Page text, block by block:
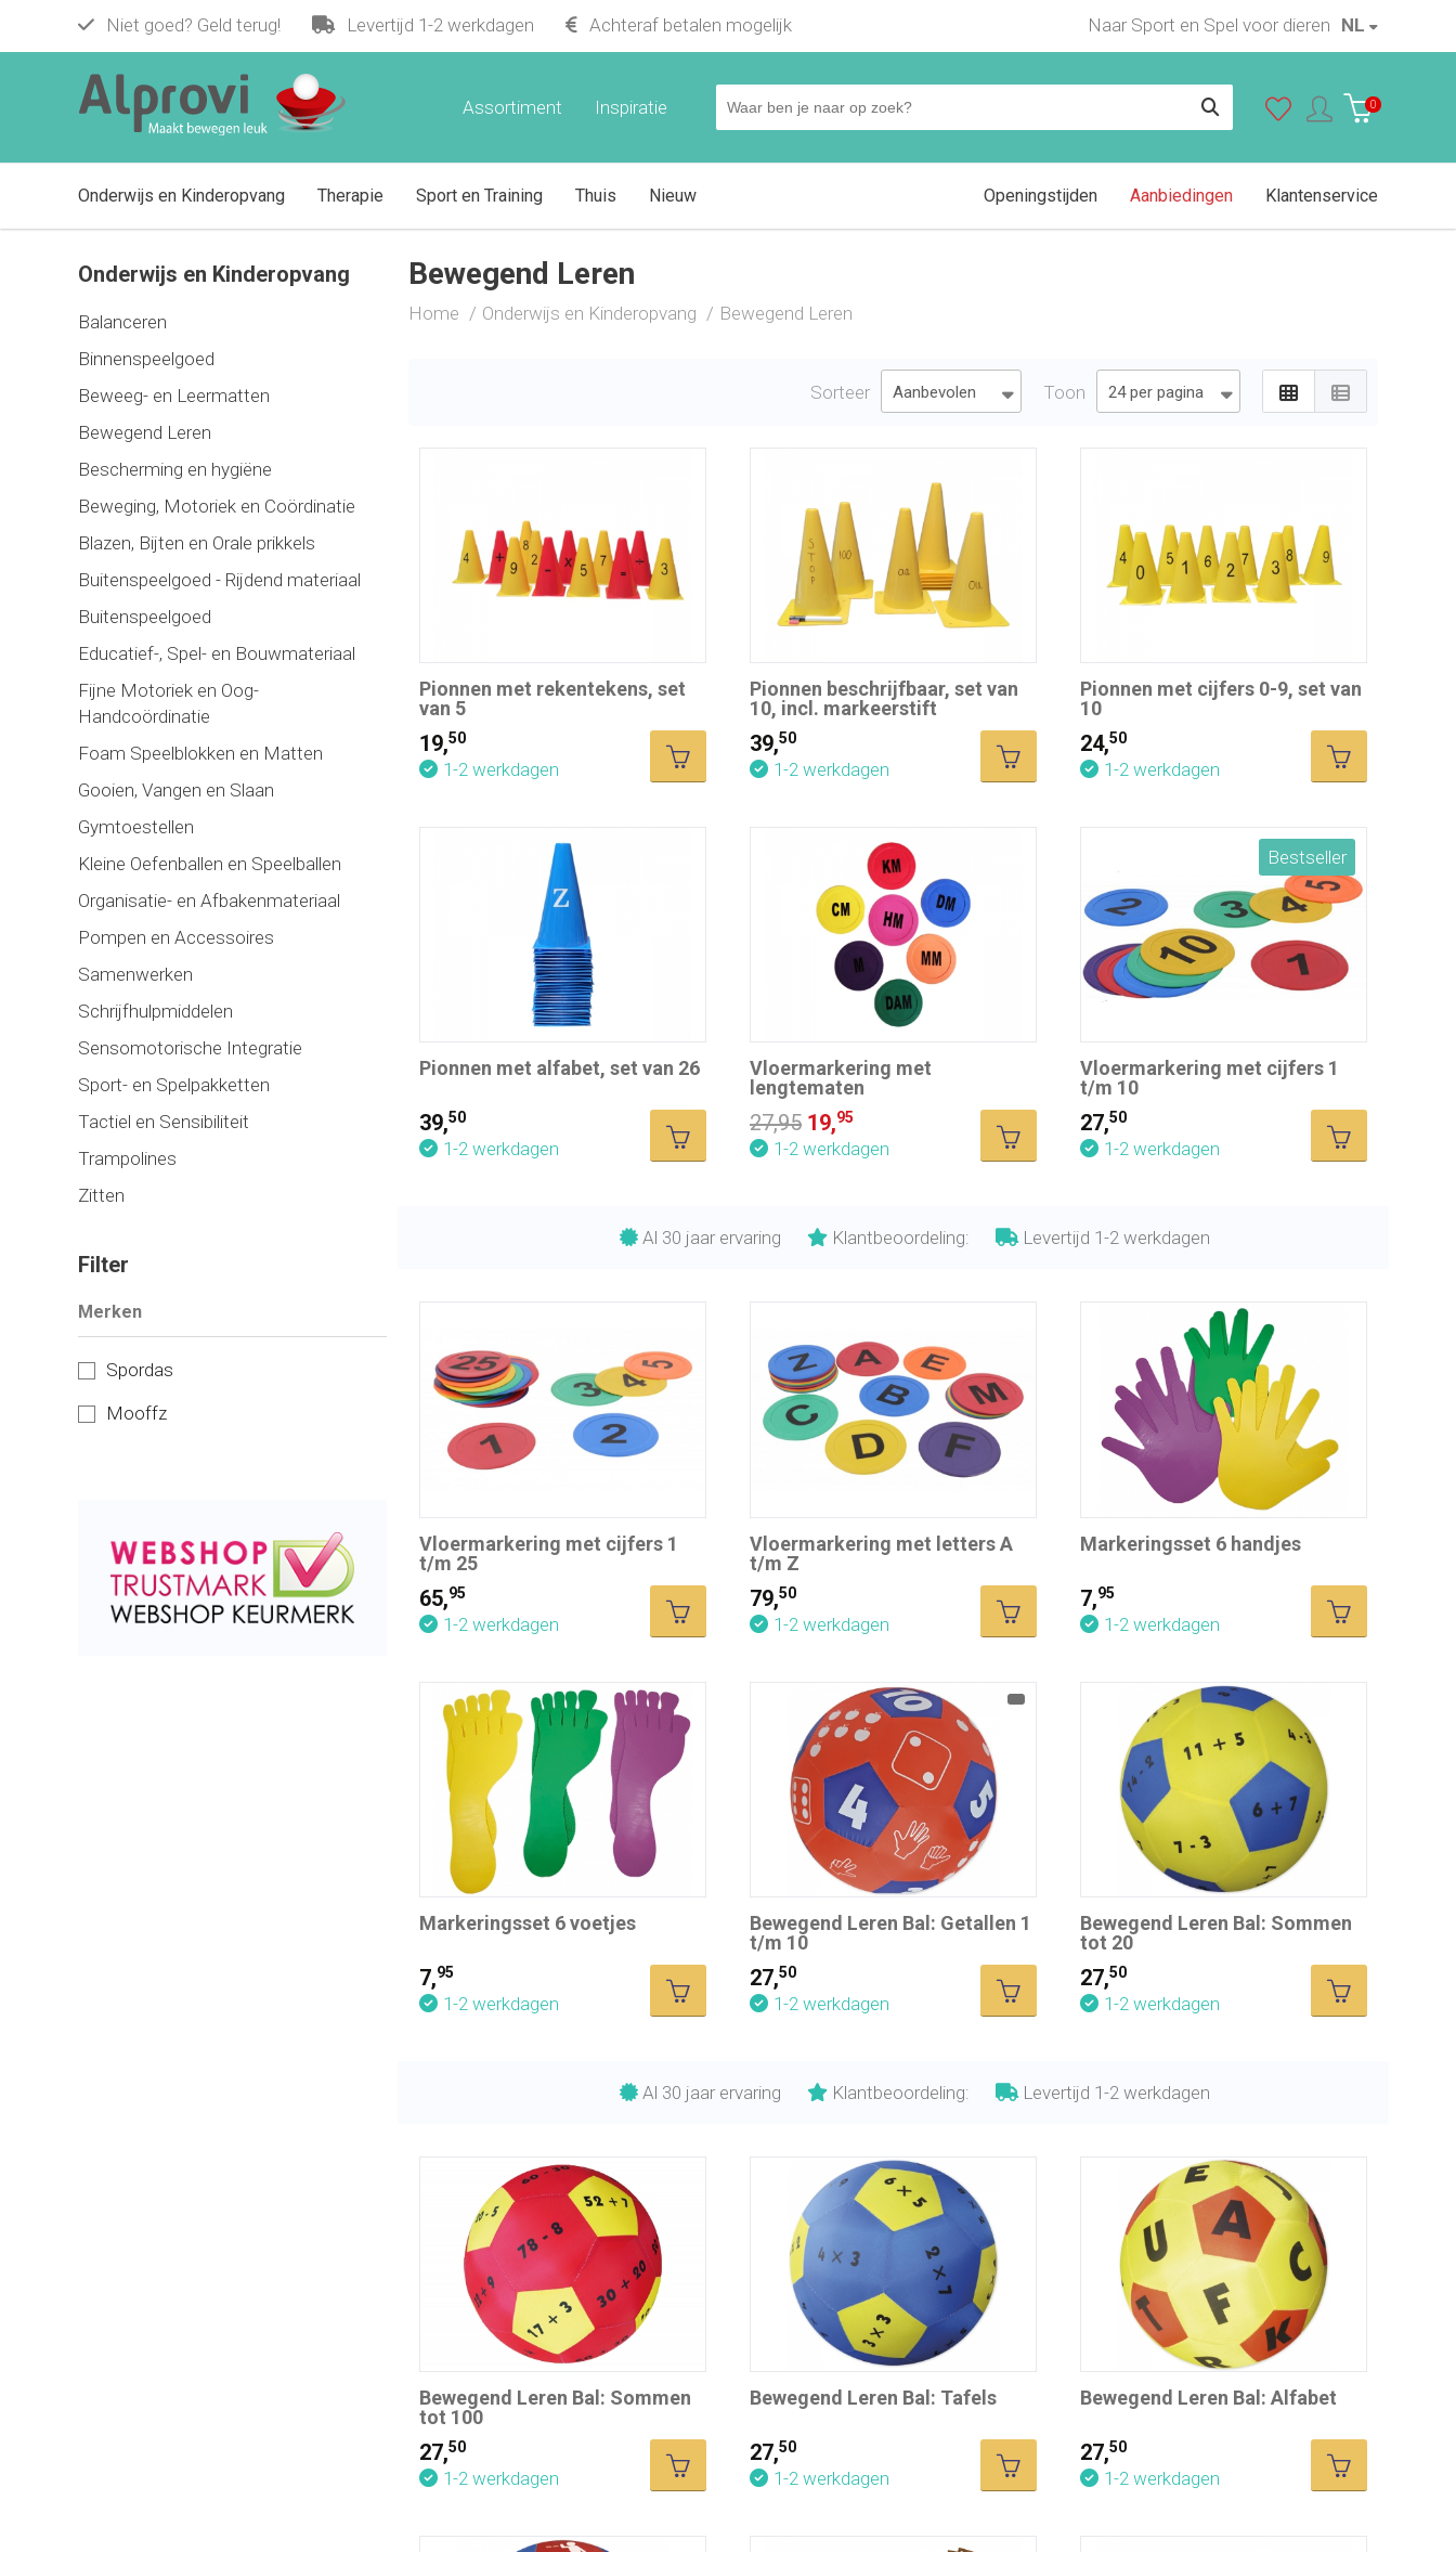
Niet goed? Geld terug! Levertijd 1-2 werkdagen Achteraf betalen mogelijk NL
Naar Sport en Spel voor dieren
0
Inspiratie
Assortiment
Onderwijs en Kinderopvang Therapie Sport en Training Thuis Nieuw Klantenservice
Aanbiedingen
Openingstijden
Bewegend Leren
Home Onderwijs en Kinderopvang Bewegend Leren
Toon
Sorteer
Pionnen met rekentekens, set
van 5
19,50
1-2 werkdagen
Pionnen beschrijfbaar, set van
10, incl. markeerstift
39,50
1-2 werkdagen
Pionnen met cijfers 0-9, set van
10
24,50
1-2 werkdagen
Pionnen met alfabet, set van 26
39,50
1-2 werkdagen
Vloermarkering met
lengtematen
27,95 19,95
1-2 werkdagen
Bestseller
Vloermarkering met cijfers 1
t/m 10
27,50
1-2 werkdagen
Al 30 jaar ervaring Klantbeoordeling: Levertijd 1-2 werkdagen
Vloermarkering met cijfers 1
t/m 25
65,95
1-2 werkdagen
Vloermarkering met letters A
t/m Z
79,50
1-2 werkdagen
Markeringsset 6 handjes
7,95
1-2 werkdagen
Markeringsset 6 voetjes
7,95
1-2 werkdagen
Bewegend Leren Bal: Getallen 1
t/m 10
27,50
1-2 werkdagen
Bewegend Leren Bal: Sommen
tot 20
27,50
1-2 werkdagen
Al 30 jaar ervaring Klantbeoordeling: Levertijd 1-2 werkdagen
Bewegend Leren Bal: Sommen
tot 100
27,50
1-2 werkdagen
Bewegend Leren Bal: Tafels
27,50
1-2 werkdagen
Bewegend Leren Bal: Alfabet
27,50
1-2 werkdagen
Onderwijs en Kinderopvang
Balanceren
Binnenspeelgoed
Beweeg- en Leermatten
Bewegend Leren
Bescherming en hygiëne
Beweging, Motoriek en Coördinatie
Blazen, Bijten en Orale prikkels
Buitenspeelgoed - Rijdend materiaal
Buitenspeelgoed
Educatief-, Spel- en Bouwmateriaal
Fijne Motoriek en Oog-
Handcoördinatie
Foam Speelblokken en Matten
Gooien, Vangen en Slaan
Gymtoestellen
Kleine Oefenballen en Speelballen
Organisatie- en Afbakenmateriaal
Pompen en Accessoires
Samenwerken
Schrijfhulpmiddelen
Sensomotorische Integratie
Sport- en Spelpakketten
Tactiel en Sensibiliteit
Trampolines
Zitten
Filter
Merken
Spordas
Mooffz